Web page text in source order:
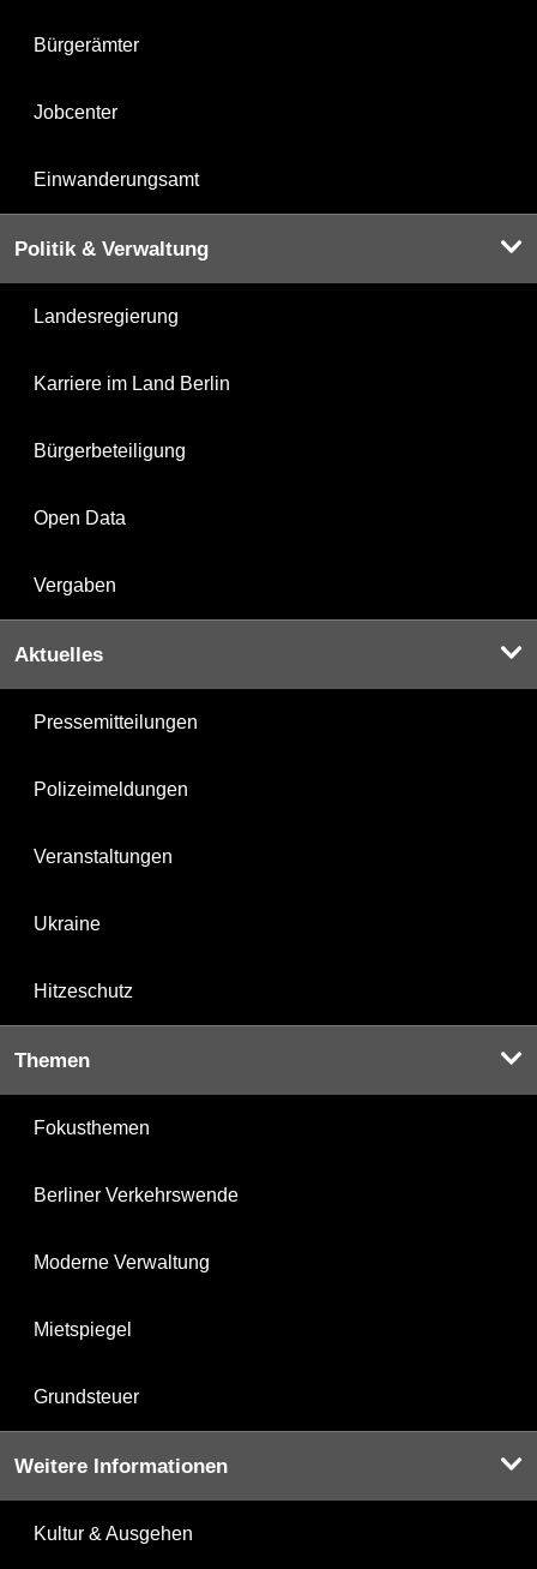
Bürgerämter
Jobcenter
Einwanderungsamt
Politik & Verwaltung
Landesregierung
Karriere im Land Berlin
Bürgerbeteiligung
Open Data
Vergaben
Aktuelles
Pressemitteilungen
Polizeimeldungen
Veranstaltungen
Ukraine
Hitzeschutz
Themen
Fokusthemen
Berliner Verkehrswende
Moderne Verwaltung
Mietspiegel
Grundsteuer
Weitere Informationen
Kultur & Ausgehen